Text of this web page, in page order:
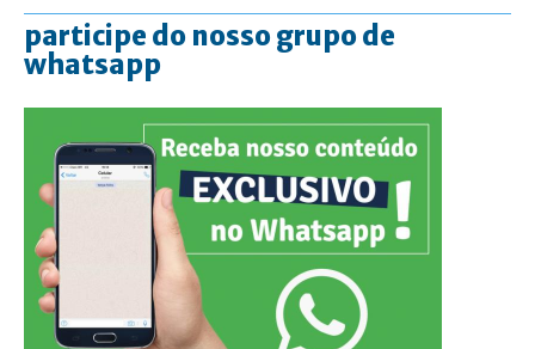
participe do nosso grupo de
whatsapp